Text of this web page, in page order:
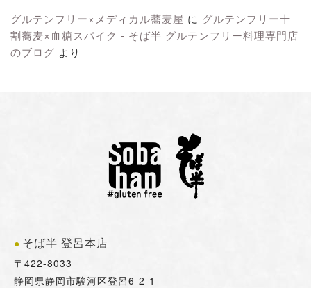
グルテンフリー×メディカル蕎麦屋 に グルテンフリー十
割蕎麦×血糖スパイク - そば半 グルテンフリー料理専門店
のブログ より
そば半 登呂本店
〒422-8033
静岡県静岡市駿河区登呂6-2-1